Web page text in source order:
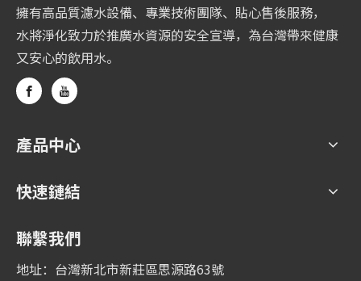
擁有高品質濾水設備、專業技術團隊、貼心售後服務，
水將淨化致力於推廣水資源的安全宣導，為台灣帶來健康
又安心的飲用水。
產品中心
快速鏈結
聯繫我們
地址：台灣新北市新莊區思源路63號